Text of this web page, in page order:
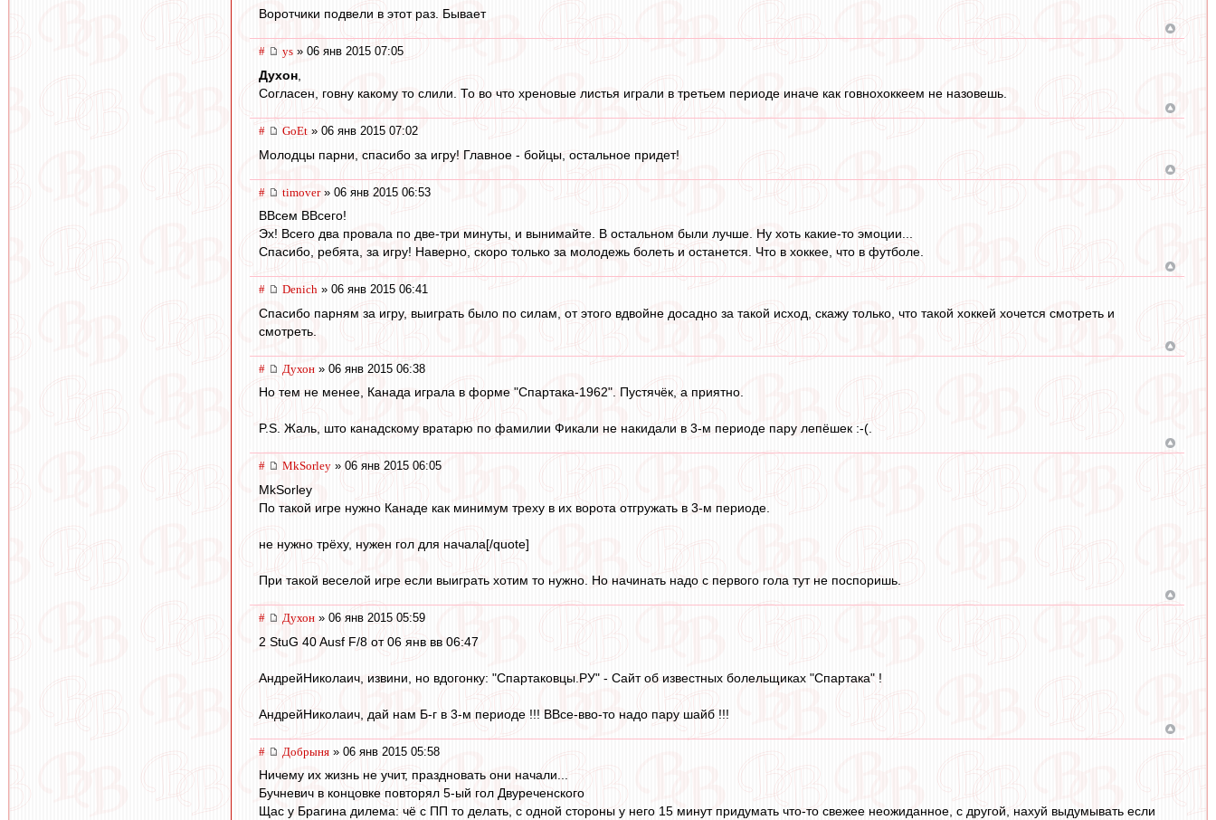
Воротчики подвели в этот раз. Бывает
# ys » 06 янв 2015 07:05
Духон
Согласен, говну какому то слили. То во что хреновые листья играли в третьем периоде иначе как говнохоккеем не назовешь.
# GoEt » 06 янв 2015 07:02
Молодцы парни, спасибо за игру! Главное - бойцы, остальное придет!
# timover» 06 янв 2015 06:53
ВВсем ВВсего!
Эх! Всего два провала по две-три минуты, и вынимайте. В остальном были лучше. Ну хоть какие-то эмоции...
Спасибо, ребята, за игру! Наверно, скоро только за молодежь болеть и останется. Что в хоккее, что в футболе.
# Denich » 06 янв 2015 06:41
Спасибо парням за игру, выиграть было по силам, от этого вдвойне досадно за такой исход, скажу только, что такой хоккей хочется смотреть и
смотреть.
# Духон » 06 янв 2015 06:38
Но тем не менее, Канада играла в форме "Спартака-1962". Пустячёк, а приятно.
P.S. Жаль, што канадскому вратарю по фамилии Фикали не накидали в 3-м периоде пару лепёшек :-(.
# MkSorley » 06 янв 2015 06:05
MkSorley
По такой игре нужно Канаде как минимум треху в их ворота отгружать в 3-м периоде.
не нужно трёху, нужен гол для начала[/quote]
При такой веселой игре если выиграть хотим то нужно. Но начинать надо с первого гола тут не поспоришь.
# Духон » 06 янв 2015 05:59
2 StuG 40 Ausf F/8 от 06 янв вв 06:47
АндрейНиколаич, извини, но вдогонку: "Спартаковцы.РУ" - Сайт об известных болельщиках "Спартака" !
АндрейНиколаич, дай нам Б-г в 3-м периоде !!! ВВсе-вво-то надо пару шайб !!!
# Добрыня » 06 янв 2015 05:58
Ничему их жизнь не учит, праздновать они начали...
Бучневич в концовке повторял 5-ый гол Двуреченского
Щас у Брагина дилема: чё с ПП то делать, с одной стороны у него 15 минут придумать что-то свежее неожиданное, с другой, нахуй выдумывать если